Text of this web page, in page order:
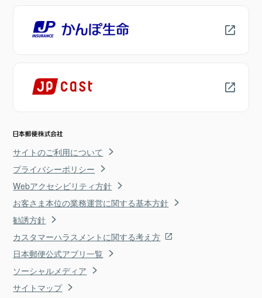
サイトのご利用について
プライバシーポリシー
Webアクセシビリティ方針
お客さま本位の業務運営に関する基本方針
勧誘方針
カスタマーハラスメントに関する考え方
日本郵便公式アプリ一覧
ソーシャルメディア
サイトマップ